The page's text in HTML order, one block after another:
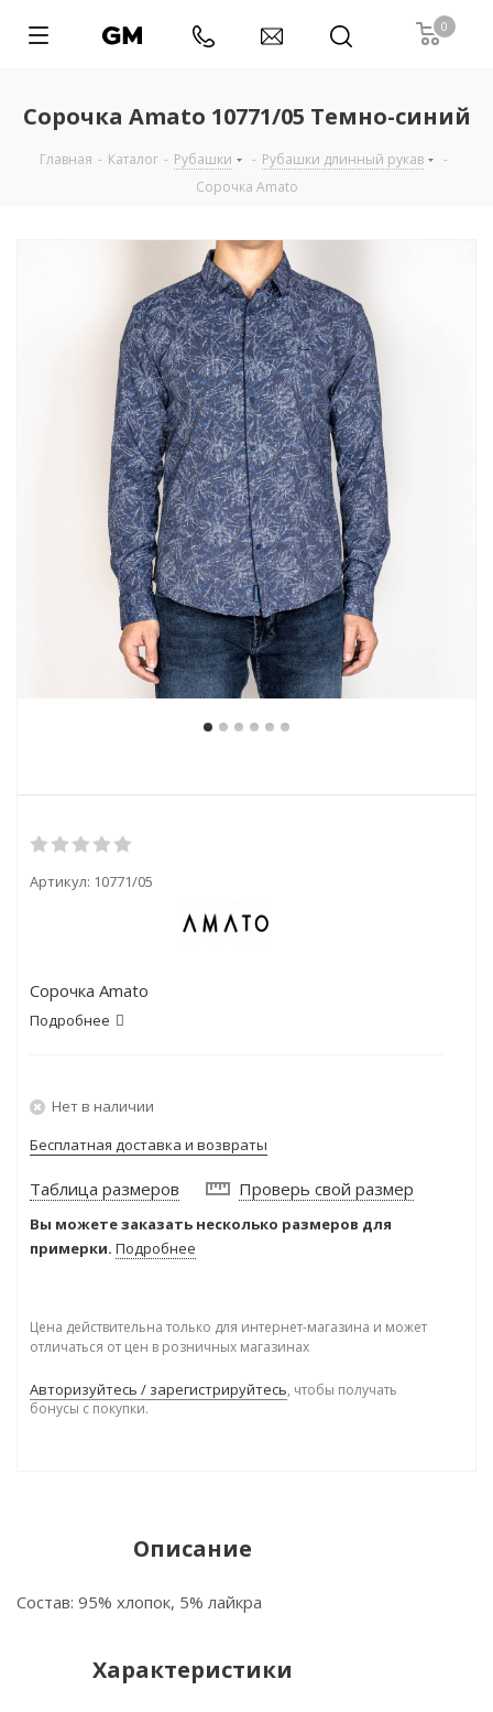
0
Сорочка Amato 10771/05 Темно-синий
Главная - Каталог - Рубашки - Рубашки длинный рукав
-
Сорочка Amato
Артикул: 10771/05
Сорочка Amato
Подробнее
Нет в наличии
Бесплатная доставка и возвраты
Таблица размеров Проверь свой размер
Вы можете заказать несколько размеров для
примерки. Подробнее
Цена действительна только для интернет-магазина и может
отличаться от цен в розничных магазинах
Авторизуйтесь / зарегистрируйтесь, чтобы получать
бонусы с покупки.
Описание
Состав: 95% хлопок, 5% лайкра
Характеристики